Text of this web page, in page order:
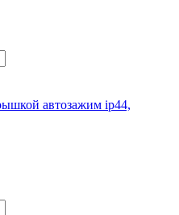
автозажим ip44,